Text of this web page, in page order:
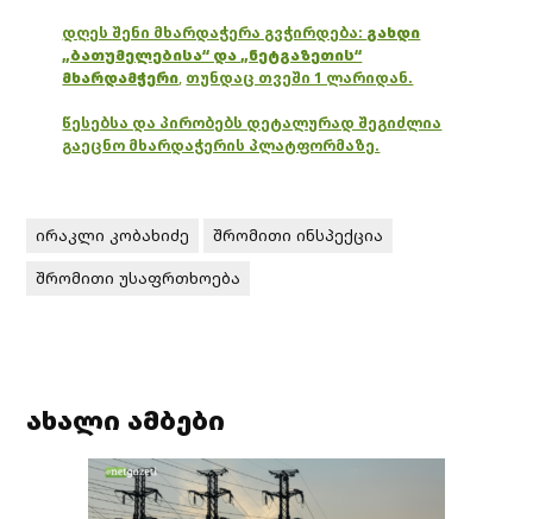
დღეს შენი მხარდაჭერა გვჭირდება: გახდი
„ბათუმელებისა“ და „ნეტგაზეთის“
მხარდამჭერი, თუნდაც თვეში 1 ლარიდან.
წესებსა და პირობებს დეტალურად შეგიძლია
გაეცნო მხარდაჭერის პლატფორმაზე.
ირაკლი კობახიძე
შრომითი ინსპექცია
შრომითი უსაფრთხოება
ახალი ამბები